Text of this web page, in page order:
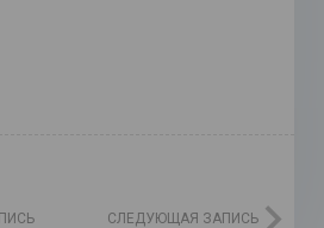
СЛЕДУЮЩАЯ ЗАПИСЬ